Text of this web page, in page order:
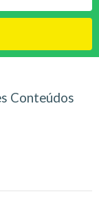
Conteúdos